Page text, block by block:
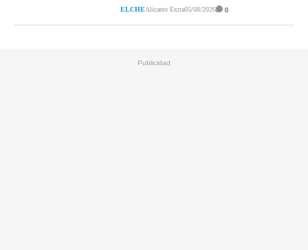
ELCHEAlicante Extra05/08/2026 0